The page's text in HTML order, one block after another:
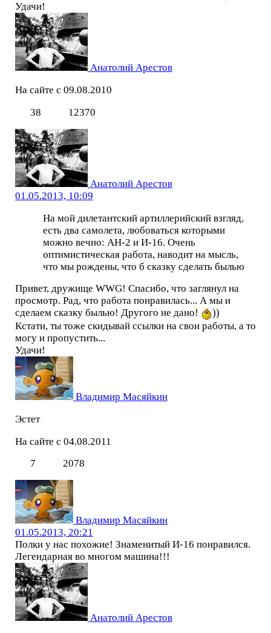
Удачи!
Анатолий Арестов
На сайте с 09.08.2010
38
12370
Анатолий Арестов
01.05.2013, 10:09
На мой дилетантский артиллерийский взгляд,
есть два самолета, любоваться которыми
можно вечно: АН-2 и И-16. Очень
оптимистическая работа, наводит на мысль,
что мы рождены, что б сказку сделать былью
Привет, дружище WWG! Спасибо, что заглянул на
просмотр. Рад, что работа понравилась... А мы и
сделаем сказку былью! Другого не дано!
))
Кстати, ты тоже скидывай ссылки на свои работы, а то
могу и пропустить...
Удачи!
Владимир Масяйкин
Эстет
На сайте с 04.08.2011
7
2078
Владимир Масяйкин
01.05.2013, 20:21
Полки у нас похожие! Знаменитый И-16 понравился.
Легендарная во многом машина!!!
Анатолий Арестов